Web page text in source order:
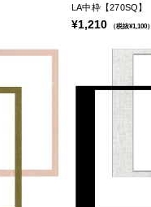
LA中枠【270SQ】
¥1,210 （税抜¥1,100）